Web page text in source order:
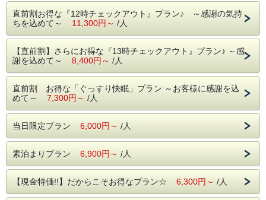
直前割お得な『12時チェックアウト』プラン♪ ～感謝の気持
ちを込めて～ 11,300円～ /人
【直前割】さらにお得な『13時チェックアウト』プラン♪ ～感
謝を込めて～ 8,400円～ /人
直前割 お得な「ぐっすり快眠」プラン ～お客様に感謝を込
めて～ 7,300円～ /人
当日限定プラン 6,000円～ /人
素泊まりプラン 6,900円～ /人
【現金特価!!】だからこそお得なプラン☆ 6,300円～ /人